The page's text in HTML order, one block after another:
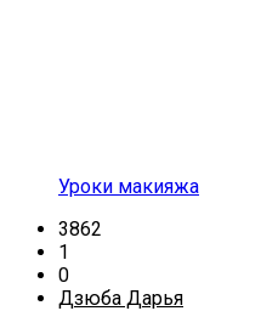
Уроки макияжа
3862
1
0
Дзюба Дарья